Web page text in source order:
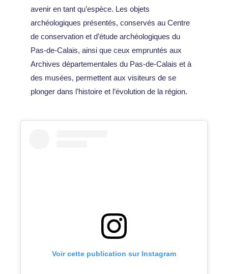
avenir en tant qu’espèce. Les objets
archéologiques présentés, conservés au Centre
de conservation et d’étude archéologiques du
Pas-de-Calais, ainsi que ceux empruntés aux
Archives départementales du Pas-de-Calais et à
des musées, permettent aux visiteurs de se
plonger dans l’histoire et l’évolution de la région.
Voir cette publication sur Instagram